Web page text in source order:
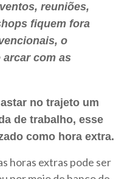
reuniões,
fiquem fora
o
arcar com as
no trajeto um
de trabalho, esse
como hora extra.
horas extras pode ser